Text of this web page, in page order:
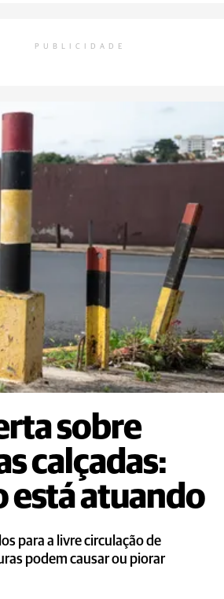
PUBLICIDADE
sobre
calçadas:
está atuando
para a livre circulação de
podem causar ou piorar